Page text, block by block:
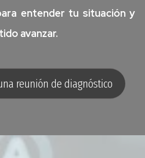
entender tu situación y
avanzar.
reunión de diagnóstico